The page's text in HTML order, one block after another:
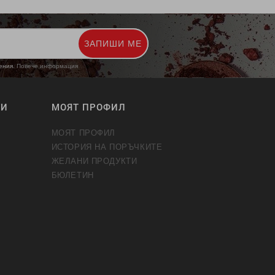
ЗАПИШИ МЕ
Повече информация
МОЯТ ПРОФИЛ
МОЯТ ПРОФИЛ
ИСТОРИЯ НА ПОРЪЧКИТЕ
ЖЕЛАНИ ПРОДУКТИ
БЮЛЕТИН